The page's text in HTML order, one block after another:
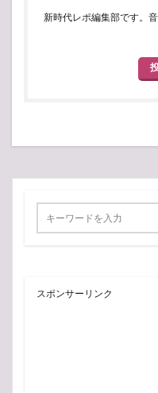
新時代レポ編集部です。
スポンサーリンク